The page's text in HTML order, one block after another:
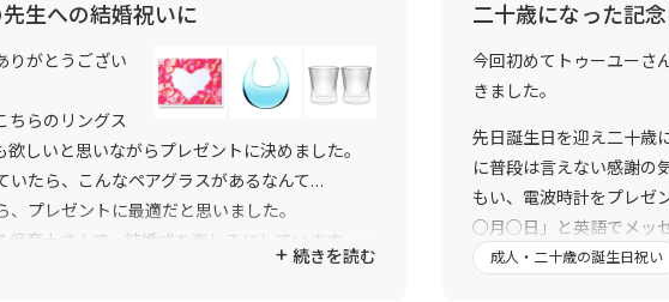
生への結婚祝いに
りがとうござい
ちらのリングス
しいと思いながらプレゼントに決めました。
いたら、こんなペアグラスがあるなんて…
、プレゼントに最適だと思いました。
保育士さんで、結婚式を楽しみにしています。
続きを読む
二十歳になった記
今回初めてトゥーユーさ
きました。
先日誕生日を迎え二十歳
に普段は言えない感謝の
もい、電波時計をプレ
○月○日」と英語でメッ
あり、バレンタインに
成人・二十歳の誕生日祝い